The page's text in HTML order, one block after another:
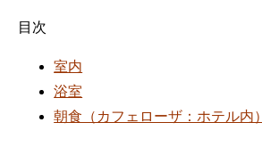
目次
室内
浴室
朝食（カフェローザ：ホテル内）